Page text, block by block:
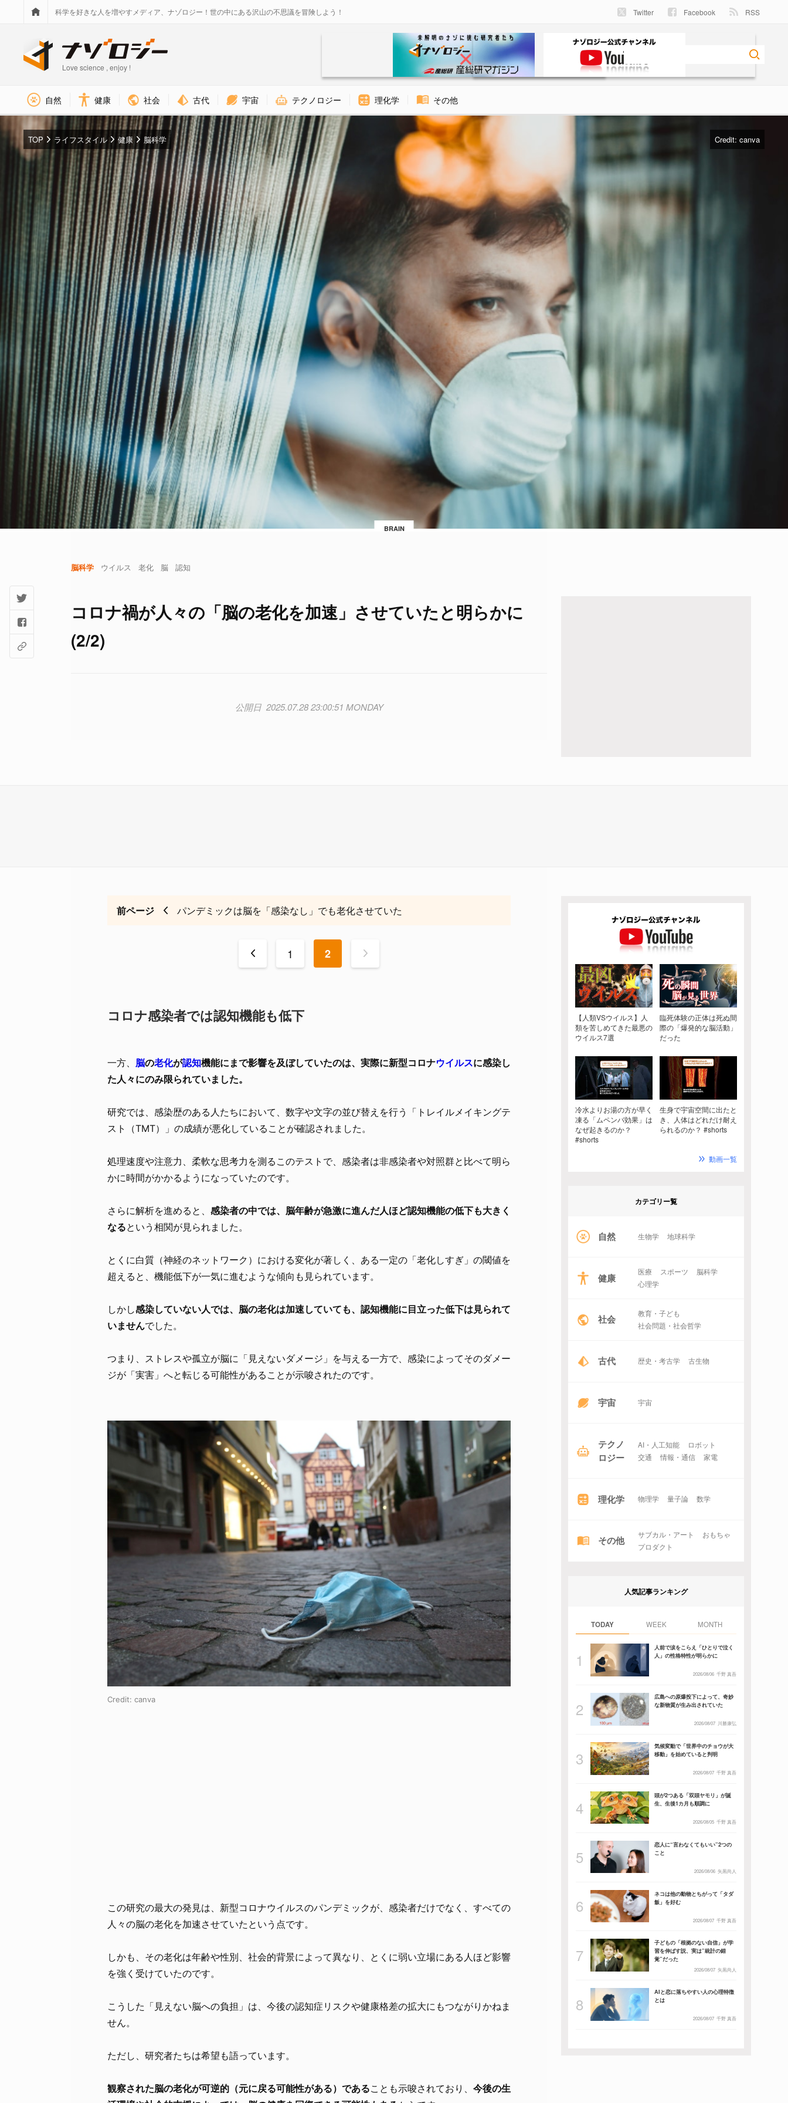
科学を好きな人を増やすメディア、ナゾロジー！世の中にある沢山の不思議を冒険しよう！ Twitter Facebook RSS
Love science , enjoy !
自然 健康 社会 古代 宇宙 テクノロジー 理化学 その他
Credit: canva
BRAIN
TOP ライフスタイル 健康 脳科学
脳科学 ウイルス 老化 脳 認知
コロナ禍が人々の「脳の老化を加速」させていたと明らかに
(2/2)
2025.07.28 23:00:51 MONDAY
前ページ パンデミックは脳を「感染なし」でも老化させていた
< 1 2 >
コロナ感染者では認知機能も低下
一方、 脳の老化が認知機能にまで影響を及ぼしていたのは、実際に新型コロナウイルスに感染し
た人々にのみ限られていました。
研究では、感染歴のある人たちにおいて、数字や文字の並び替えを行う「トレイルメイキングテ
スト（TMT）」の成績が悪化していることが確認されました。
処理速度や注意力、柔軟な思考力を測るこのテストで、感染者は非感染者や対照群と比べて明ら
かに時間がかかるようになっていたのです。
さらに解析を進めると、 感染者の中では、脳年齢が急激に進んだ人ほど認知機能の低下も大きく
なるという相関が見られました。
とくに白質（神経のネットワーク）における変化が著しく、ある一定の「老化しすぎ」の閾値を
超えると、機能低下が一気に進むような傾向も見られています。
しかし感染していない人では、脳の老化は加速していても、認知機能に目立った低下は見られて
いませんでした。
つまり、ストレスや孤立が脳に「見えないダメージ」を与える一方で、感染によってそのダメー
ジが「実害」へと転じる可能性があることが示唆されたのです。
Credit: canva
この研究の最大の発見は、新型コロナウイルスのパンデミックが、感染者だけでなく、すべての
人々の脳の老化を加速させていたという点です。
しかも、その老化は年齢や性別、社会的背景によって異なり、とくに弱い立場にある人ほど影響
を強く受けていたのです。
こうした「見えない脳への負担」は、今後の認知症リスクや健康格差の拡大にもつながりかねま
せん。
ただし、研究者たちは希望も語っています。
観察された脳の老化が可逆的（元に戻る可能性がある）であることも示唆されており、 今後の生
【人類VSウイルス】人
類を苦しめてきた最悪の
ウイルス7選
臨死体験の正体は死ぬ間
際の「爆発的な脳活動」
だった
冷水よりお湯の方が早く
凍る「ムペンバ効果」は
なぜ起きるのか？
#shorts
生身で宇宙空間に出たと
き、人体はどれだけ耐え
られるのか？ #shorts
動画一覧
カテゴリー覧
自然 生物学 地球科学
健康 医療 スポーツ
脳科学
心理学
社会
教育・子ども
社会問題・社会哲学
古代 歴史・考古学 古生物
宇宙 宇宙
テクノ
ロジー
AI・人工知能
ロボット
交通
情報・通信 家電
理化学 物理学 量子論 数学
その他 サブカル・アート
おもちゃ
プロダクト
人気記事ランキング
TODAY WEEK MONTH
人前で涙をこらえ「ひとりで泣く
人」の性格特性が明らかに
2026/08/06 千野 真吾
広島への原爆投下によって、奇妙
な新物質が生み出されていた
2026/08/07 川勝康弘
気候変動で「世界中のチョウが大
移動」を始めていると判明
2026/08/07 千野 真吾
頭が2つある「双頭ヤモリ」が誕
生、生後1カ月も順調に
2026/08/05 千野 真吾
恋人に“言わなくてもいい”2つの
こと
2026/08/06 矢黒尚人
ネコは他の動物とちがって「タダ
飯」を好む
2026/08/07 千野 真吾
子どもの「根拠のない自信」が学
習を伸ばす説、実は”統計の錯
覚”だった
2026/08/07 矢黒尚人
AIと恋に落ちやすい人の心理特徴
とは
2026/08/07 千野 真吾